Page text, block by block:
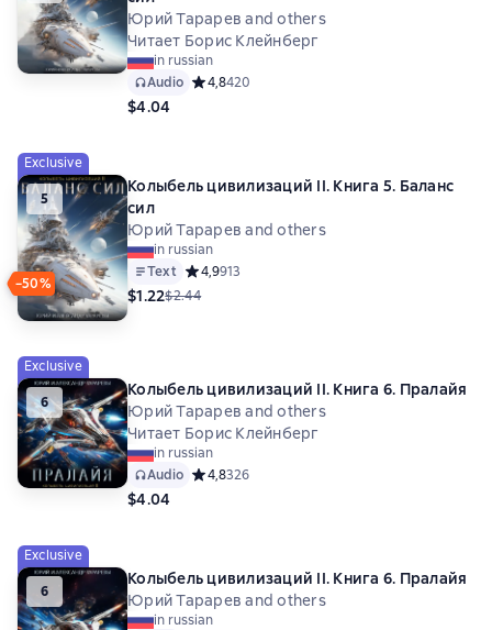
Юрий Тарарев and others
Читает Борис Клейнберг
in russian
Audio Средний рейтинг 4,8 на основе 420 оценок
4,8420
$4.04
Exclusive
5
−50%
Колыбель цивилизаций II. Книга 5. Баланс
сил
Юрий Тарарев and others
in russian
Text Средний рейтинг 4,9 на основе 913 оценок
4,9913
$1.22$2.44
Exclusive
6
Колыбель цивилизаций II. Книга 6. Пралайя
Юрий Тарарев and others
Читает Борис Клейнберг
in russian
Audio Средний рейтинг 4,8 на основе 326 оценок
4,8326
$4.04
Exclusive
6
Колыбель цивилизаций II. Книга 6. Пралайя
Юрий Тарарев and others
in russian